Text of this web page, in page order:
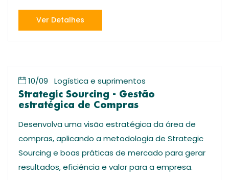
Ver Detalhes
10/09 Logística e suprimentos
Strategic Sourcing - Gestão
estratégica de Compras
Desenvolva uma visão estratégica da área de
compras, aplicando a metodologia de Strategic
Sourcing e boas práticas de mercado para gerar
resultados, eficiência e valor para a empresa.